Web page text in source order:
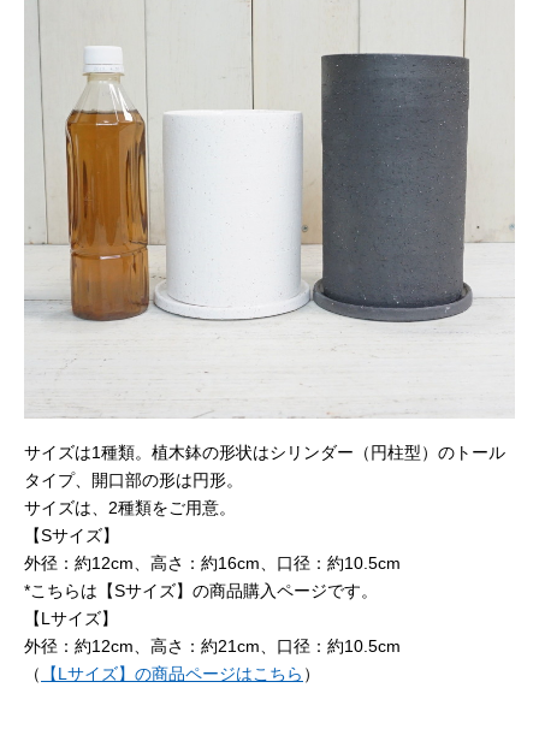
サイズは1種類。植木鉢の形状はシリンダー（円柱型）のトール
タイプ、開口部の形は円形。
サイズは、2種類をご用意。
【Sサイズ】
外径：約12cm、高さ：約16cm、口径：約10.5cm
*こちらは【Sサイズ】の商品購入ページです。
【Lサイズ】
外径：約12cm、高さ：約21cm、口径：約10.5cm
（
【Lサイズ】の商品ページはこちら ）